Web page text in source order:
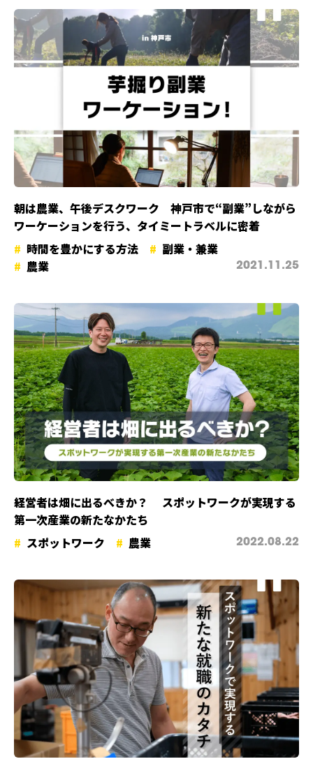
朝は農業、午後デスクワーク 神戸市で“副業”しながら
ワーケーションを行う、タイミートラベルに密着
時間を豊かにする方法
副業・兼業
農業
2021.11.25
経営者は畑に出るべきか？ スポットワークが実現する
第一次産業の新たなかたち
スポットワーク
農業 2022.08.22